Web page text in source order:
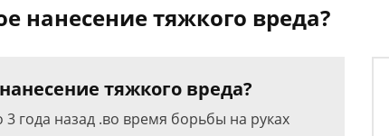
нанесение тяжкого вреда?
тяжкого вреда?
года назад .во время борьбы на руках